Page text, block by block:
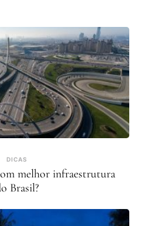
DICAS
melhor infraestrutura
Brasil?